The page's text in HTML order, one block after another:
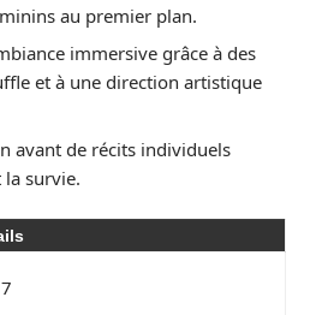
au premier plan.
immersive grâce à des
et à une direction artistique
avant de récits individuels
la survie.